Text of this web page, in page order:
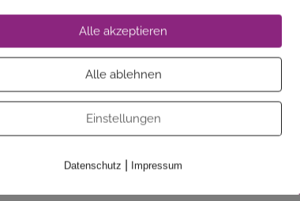
Alle akzeptieren
Alle ablehnen
Einstellungen
Datenschutz Impressum